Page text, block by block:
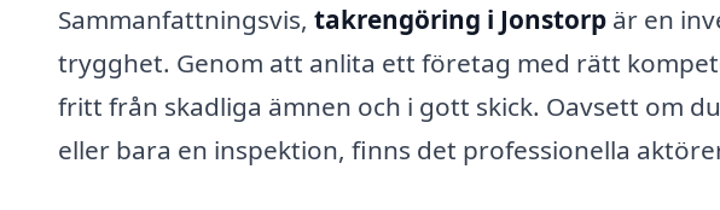
Sammanfattningsvis, takrengöring i Jonstorp är en
trygghet. Genom att anlita ett företag med rätt
fritt från skadliga ämnen och i gott skick. Oavsett om
eller bara en inspektion, finns det professionella